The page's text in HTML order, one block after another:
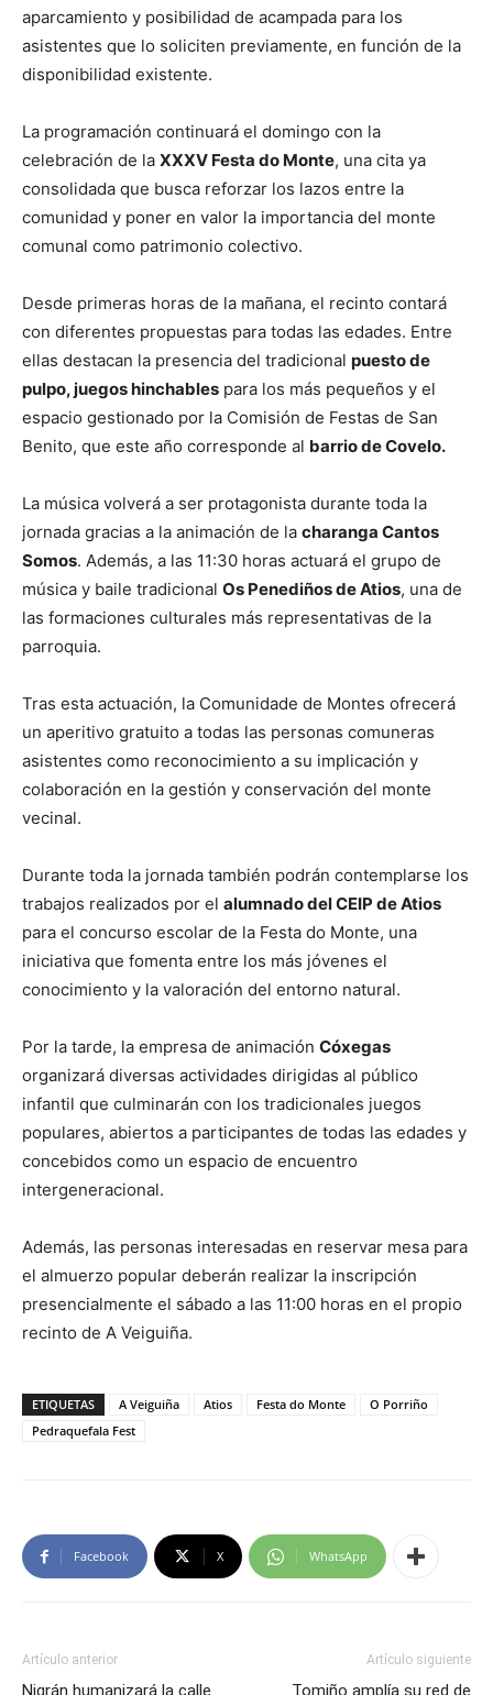
aparcamiento y posibilidad de acampada para los
asistentes que lo soliciten previamente, en función de la
disponibilidad existente.
La programación continuará el domingo con la
celebración de la XXXV Festa do Monte, una cita ya
consolidada que busca reforzar los lazos entre la
comunidad y poner en valor la importancia del monte
comunal como patrimonio colectivo.
Desde primeras horas de la mañana, el recinto contará
con diferentes propuestas para todas las edades. Entre
ellas destacan la presencia del tradicional puesto de
pulpo, juegos hinchables para los más pequeños y el
espacio gestionado por la Comisión de Festas de San
Benito, que este año corresponde al barrio de Covelo.
La música volverá a ser protagonista durante toda la
jornada gracias a la animación de la charanga Cantos
Somos. Además, a las 11:30 horas actuará el grupo de
música y baile tradicional Os Penediños de Atios, una de
las formaciones culturales más representativas de la
parroquia.
Tras esta actuación, la Comunidade de Montes ofrecerá
un aperitivo gratuito a todas las personas comuneras
asistentes como reconocimiento a su implicación y
colaboración en la gestión y conservación del monte
vecinal.
Durante toda la jornada también podrán contemplarse los
trabajos realizados por el alumnado del CEIP de Atios
para el concurso escolar de la Festa do Monte, una
iniciativa que fomenta entre los más jóvenes el
conocimiento y la valoración del entorno natural.
Por la tarde, la empresa de animación Cóxegas
organizará diversas actividades dirigidas al público
infantil que culminarán con los tradicionales juegos
populares, abiertos a participantes de todas las edades y
concebidos como un espacio de encuentro
intergeneracional.
Además, las personas interesadas en reservar mesa para
el almuerzo popular deberán realizar la inscripción
presencialmente el sábado a las 11:00 horas en el propio
recinto de A Veiguiña.
ETIQUETAS A Veiguiña Atios Festa do Monte
O Porriño
Pedraquefala Fest
Facebook X WhatsApp
Artículo anterior
Nigrán humanizará la calle
Artículo siguiente
Tomiño amplía su red de